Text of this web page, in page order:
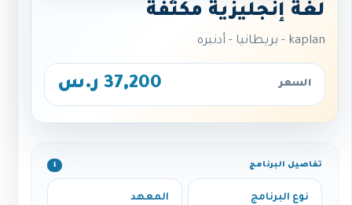
لغة إنجليزية مكثفة
kaplan - بريطانيا - أدنبره
السعر 37,200 ر.س
تفاصيل البرنامج ℹ️
نوع البرنامج
المعهد